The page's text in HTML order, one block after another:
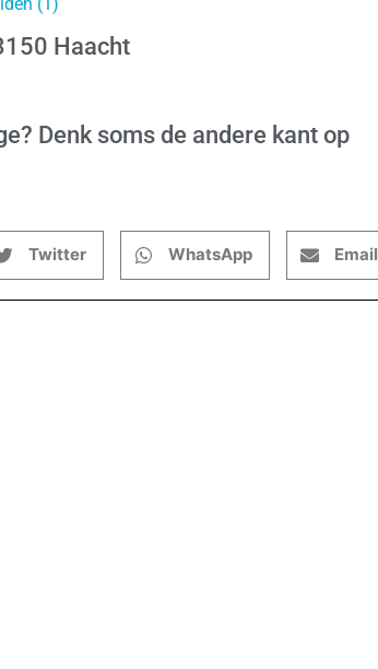
Haacht
Denk soms de andere kant op
Twitter WhatsApp Email